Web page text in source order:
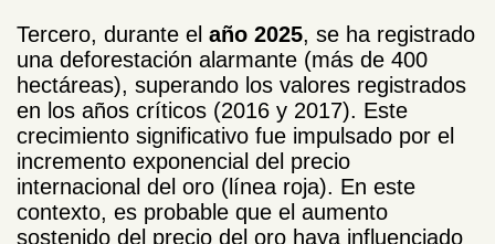
Tercero, durante el año 2025, se ha registrado
una deforestación alarmante (más de 400
hectáreas), superando los valores registrados
en los años críticos (2016 y 2017). Este
crecimiento significativo fue impulsado por el
incremento exponencial del precio
internacional del oro (línea roja). En este
contexto, es probable que el aumento
sostenido del precio del oro haya influenciado